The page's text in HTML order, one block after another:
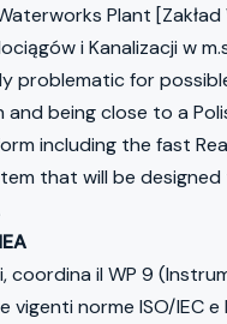
Plant [Zakład
i Kanalizacji w
problematic for
being close to a
including the fast
that will be
coordina il WP 9
norme ISO/IEC